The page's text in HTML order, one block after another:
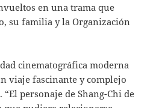
en una trama que
su familia y la Organización
cinematográfica moderna
viaje fascinante y complejo
personaje de Shang-Chi de